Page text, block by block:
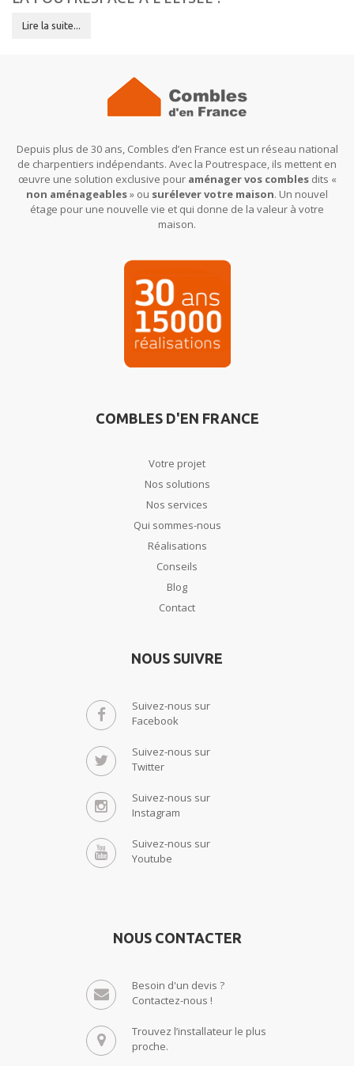
Lire la suite...
Depuis plus de 30 ans, Combles d’en France est un réseau national
de charpentiers indépendants. Avec la Poutrespace, ils mettent en
œuvre une solution exclusive pour aménager vos comblesdits «
non aménageables» ou surélever votre maison. Un nouvel
étage pour une nouvelle vie et qui donne de la valeur à votre
maison.
COMBLES D'EN FRANCE
Votre projet
Nos solutions
Nos services
Qui sommes-nous
Réalisations
Conseils
Blog
Contact
NOUS SUIVRE
Suivez-nous sur
Facebook
Suivez-nous sur
Twitter
Suivez-nous sur
Instagram
Suivez-nous sur
Youtube
NOUS CONTACTER
Besoin d'un devis ?
Contactez-nous !
Trouvez l’installateur le plus
proche.